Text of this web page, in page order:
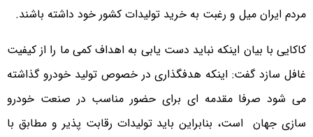
مردم ایران میل و رغبت به خرید تولیدات کشور خود داشته باشند.
کاکایی با بیان اینکه نباید دست یابی به اهداف کمی ما را از کیفیت
غافل سازد گفت: اینکه هدفگذاری در خصوص تولید خودرو گذاشته
می شود صرفا مقدمه ای برای حضور مناسب در صنعت خودرو
سازی جهان است، بنابراین باید تولیدات رقابت پذیر و مطابق با